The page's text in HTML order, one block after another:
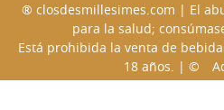
® closdesmillesimes.com | El
para la salud;
Está prohibida la venta de
18 años. | ©